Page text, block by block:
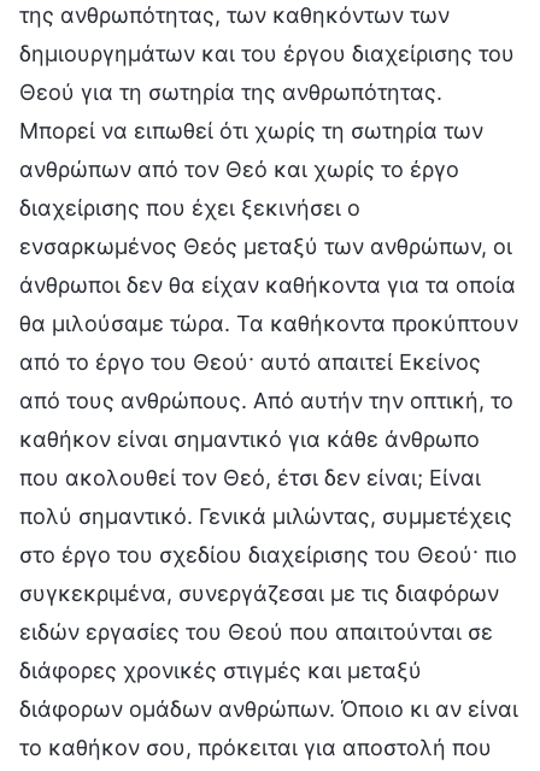
της ανθρωπότητας, των καθηκόντων των
δημιουργημάτων και του έργου διαχείρισης του
Θεού για τη σωτηρία της ανθρωπότητας.
Μπορεί να ειπωθεί ότι χωρίς τη σωτηρία των
ανθρώπων από τον Θεό και χωρίς το έργο
διαχείρισης που έχει ξεκινήσει ο
ενσαρκωμένος Θεός μεταξύ των ανθρώπων, οι
άνθρωποι δεν θα είχαν καθήκοντα για τα οποία
θα μιλούσαμε τώρα. Τα καθήκοντα προκύπτουν
από το έργο του Θεού· αυτό απαιτεί Εκείνος
από τους ανθρώπους. Από αυτήν την οπτική, το
καθήκον είναι σημαντικό για κάθε άνθρωπο
που ακολουθεί τον Θεό, έτσι δεν είναι; Είναι
πολύ σημαντικό. Γενικά μιλώντας, συμμετέχεις
στο έργο του σχεδίου διαχείρισης του Θεού· πιο
συγκεκριμένα, συνεργάζεσαι με τις διαφόρων
ειδών εργασίες του Θεού που απαιτούνται σε
διάφορες χρονικές στιγμές και μεταξύ
διάφορων ομάδων ανθρώπων. Όποιο κι αν είναι
το καθήκον σου, πρόκειται για αποστολή που